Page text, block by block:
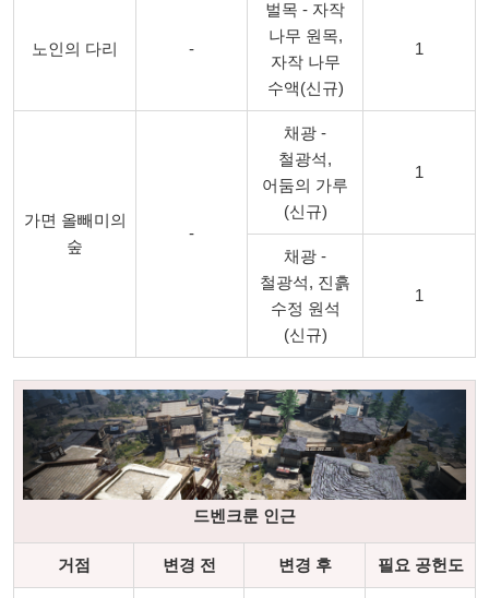
노인의 다리 -
벌목 - 자작
나무 원목,
자작 나무
수액(신규)
1
가면 올빼미의
숲
-
채광 -
철광석,
어둠의 가루
(신규)
1
채광 -
철광석, 진흙
수정 원석
(신규)
1
드벤크룬 인근
거점 변경 전 변경 후 필요 공헌도